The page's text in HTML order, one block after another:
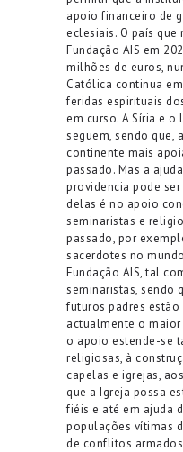
apoio financeiro de
eclesiais. O país que
Fundação AIS em
milhões de euros,
Católica continua
feridas espirituais
em curso. A Síria e o
seguem, sendo que,
continente mais
passado. Mas a
providencia pode
delas é no apoio
seminaristas e
passado, por
sacerdotes no
Fundação AIS, tal
seminaristas, sendo
futuros padres estão
actualmente o maior
o apoio estende-se
religiosas, à construç
capelas e igrejas,
que a Igreja possa
fiéis e até em ajuda
populações vítimas
de conflitos